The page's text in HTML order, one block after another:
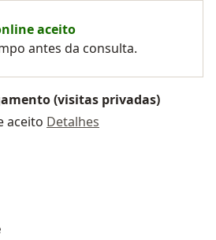
aceito
antes da consulta.
(visitas privadas)
aceito Detalhes